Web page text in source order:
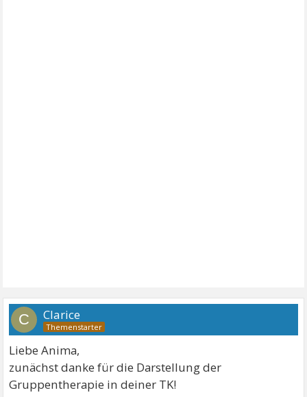
C Clarice
Liebe Anima,
zunächst danke für die Darstellung der
Gruppentherapie in deiner TK!